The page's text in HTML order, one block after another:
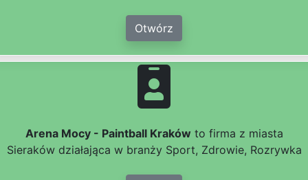
Otwórz
Arena Mocy - Paintball Kraków to firma z miasta
Sieraków działająca w branży Sport, Zdrowie, Rozrywka